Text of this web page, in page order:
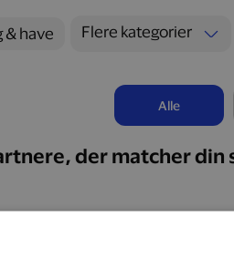
& have Flere kategorier
Alle
der matcher din